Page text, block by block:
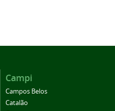
Campos Belos
Catalão
Ceres